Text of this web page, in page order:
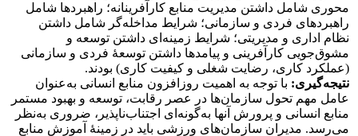
محوری شامل داشتن مدیریت منابع کارآفرینانه؛ راهبردها شامل
راهبردهای فردی و سازمانی؛ شرایط مداخله‌گر شامل داشتن
نظام اداری و مدیریتی؛ شرایط زمینه‌ای داشتن توسعه و
مشوق‌جویی کارآفرینی و پیامدها داشتن توسعۀ فردی و سازمانی
(عملکرد کاری، رضایت شغلی و کیفیت کاری) بودند.
نتیجه‌گیری: با توجه به اهمیت روزافزون منابع انسانی به‌عنوان
عامل مهم تحول سازمان‌ها در عصر رقابت، توسعه و بهبود مستمر
منابع انسانی و پرورش آنها به‌گونه‌ای اجتناب‌ناپذیر، ضروری به‌نظر
می‌رسد. مدیران سازمان‌های ورزشی باید در زمینۀ آموزش منابع